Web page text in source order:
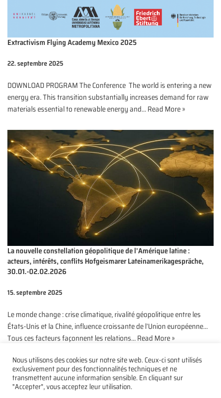
Extractivism Flying Academy Mexico 2025
22. septembre 2025
DOWNLOAD PROGRAM The Conference The world is entering a new
energy era. This transition substantially increases demand for raw
materials essential to renewable energy and…Read More »
La nouvelle constellation géopolitique de l’Amérique latine :
acteurs, intérêts, conflits Hofgeismarer Lateinamerikagespräche,
30.01.-02.02.2026
15. septembre 2025
Le monde change : crise climatique, rivalité géopolitique entre les
États-Unis et la Chine, influence croissante de l’Union européenne…
Tous ces facteurs façonnent les relations…Read More »
Nous utilisons des cookies sur notre site web. Ceux-ci sont utilisés
exclusivement pour des fonctionnalités techniques et ne
transmettent aucune information sensible. En cliquant sur
"Accepter", vous acceptez leur utilisation.